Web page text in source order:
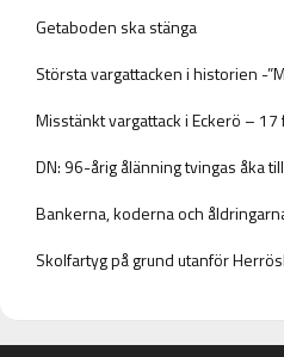
Getaboden ska stänga
Största vargattacken i historien -
Misstänkt vargattack i Eckerö – 17
DN: 96-årig ålänning tvingas åka
Bankerna, koderna och
Skolfartyg på grund utanför